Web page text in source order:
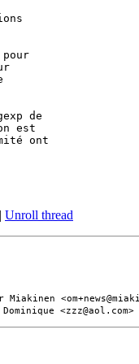
de
est
ont
Unroll thread
Dominique